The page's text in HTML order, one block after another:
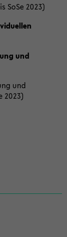
SoSe 2023)
und
und
2023)